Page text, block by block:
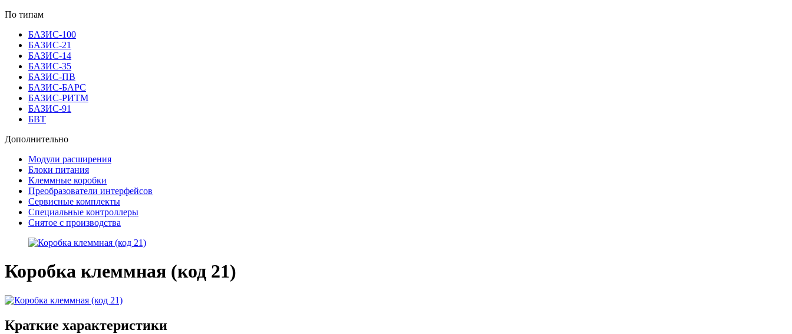
По типам
БАЗИС-100
БАЗИС-21
БАЗИС-14
БАЗИС-35
БАЗИС-ПВ
БАЗИС-БАРС
БАЗИС-РИТМ
БАЗИС-91
БВТ
Дополнительно
Модули расширения
Блоки питания
Клеммные коробки
Преобразователи интерфейсов
Сервисные комплекты
Специальные контроллеры
Снятое с производства
Коробка клеммная (код 21)
Краткие характеристики